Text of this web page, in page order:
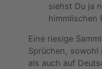
siehst Du ja
himmlischen
Eine riesige
Sprüchen, sowohl
als auch auf